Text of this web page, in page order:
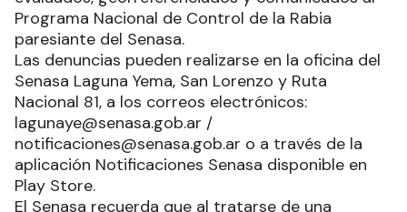
Programa Nacional de Control de la Rabia
paresiante del Senasa.
Las denuncias pueden realizarse en la oficina del
Senasa Laguna Yema, San Lorenzo y Ruta
Nacional 81, a los correos electrónicos:
lagunaye@senasa.gob.ar /
notificaciones@senasa.gob.ar o a través de la
aplicación Notificaciones Senasa disponible en
Play Store.
El Senasa recuerda que al tratarse de una